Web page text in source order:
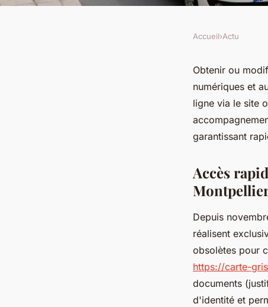
Simplifiez votre
montpellier : nos
Accueil›Actu
Obtenir ou
numériques et
ligne via le site
garantissant
Accès
Depuis
réalisent
obsolètes pour
https://carte-
documents
d'identité et